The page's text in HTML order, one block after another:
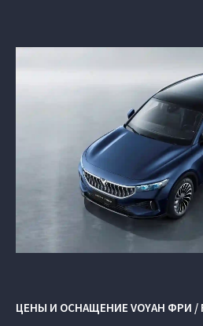
ЦЕНЫ И ОСНАЩЕНИЕ VOYAH ФРИ /